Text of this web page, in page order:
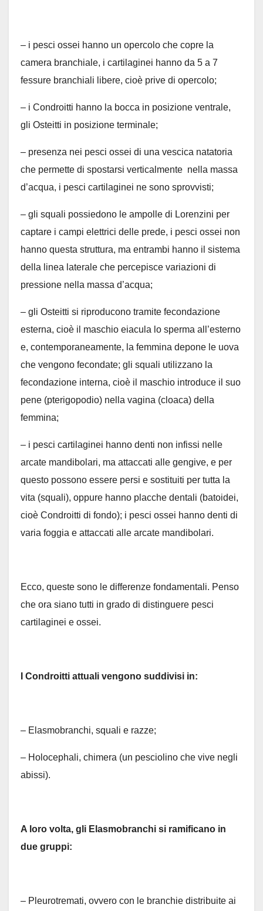
– i pesci ossei hanno un opercolo che copre la
camera branchiale, i cartilaginei hanno da 5 a 7
fessure branchiali libere, cioè prive di opercolo;
– i Condroitti hanno la bocca in posizione ventrale,
gli Osteitti in posizione terminale;
– presenza nei pesci ossei di una vescica natatoria
che permette di spostarsi verticalmente nella massa
d’acqua, i pesci cartilaginei ne sono sprovvisti;
– gli squali possiedono le ampolle di Lorenzini per
captare i campi elettrici delle prede, i pesci ossei non
hanno questa struttura, ma entrambi hanno il sistema
della linea laterale che percepisce variazioni di
pressione nella massa d’acqua;
– gli Osteitti si riproducono tramite fecondazione
esterna, cioè il maschio eiacula lo sperma all’esterno
e, contemporaneamente, la femmina depone le uova
che vengono fecondate; gli squali utilizzano la
fecondazione interna, cioè il maschio introduce il suo
pene (pterigopodio) nella vagina (cloaca) della
femmina;
– i pesci cartilaginei hanno denti non infissi nelle
arcate mandibolari, ma attaccati alle gengive, e per
questo possono essere persi e sostituiti per tutta la
vita (squali), oppure hanno placche dentali (batoidei,
cioè Condroitti di fondo); i pesci ossei hanno denti di
varia foggia e attaccati alle arcate mandibolari.
Ecco, queste sono le differenze fondamentali. Penso
che ora siano tutti in grado di distinguere pesci
cartilaginei e ossei.
I Condroitti attuali vengono suddivisi in:
– Elasmobranchi, squali e razze;
– Holocephali, chimera (un pesciolino che vive negli
abissi).
A loro volta, gli Elasmobranchi si ramificano in
due gruppi:
– Pleurotremati, ovvero con le branchie distribuite ai